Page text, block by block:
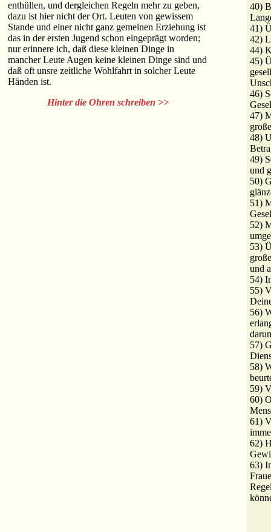
enthüllen, und dergleichen Regeln mehr zu geben,
dazu ist hier nicht der Ort. Leuten von gewissem
Stande und einer nicht ganz gemeinen Erziehung ist
das in der ersten Jugend schon eingeprägt worden;
nur erinnere ich, daß diese kleinen Dinge in
mancher Leute Augen keine kleinen Dinge sind und
daß oft unsre zeitliche Wohlfahrt in solcher Leute
Händen ist.
Hinter die Ohren schreiben >>
40)
41)
42)
44)
45)
46)
47)
48)
49)
und
50)
51)
52)
53)
und
54)
55)
56)
57)
58)
59)
60)
61)
62)
63)